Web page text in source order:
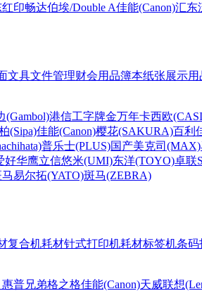
红印畅达伯埃/Double A佳能(Canon)汇东
文具文件管理财会用品簿本纸张展示用
(Gambol)港信工字牌金万年卡西欧
(Sipa)佳能(Canon)樱花(SAKURA)百利
普乐士(PLUS)国产美克司(MAX)
好华鹰立信悠米(UMI)东洋(TOYO)卓联
易尔拓(YATO)斑马(ZEBRA)
复合机耗材针式打印机耗材标签机条码
惠普兄弟格之格佳能(Canon)天威联想